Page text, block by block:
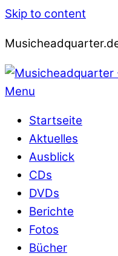
Skip to content
Menu
Startseite
Aktuelles
Ausblick
CDs
DVDs
Berichte
Fotos
Bücher